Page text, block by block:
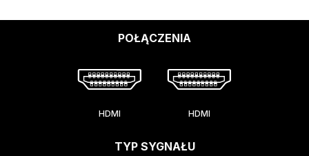
POŁĄCZENIA
HDMI HDMI
TYP SYGNAŁU